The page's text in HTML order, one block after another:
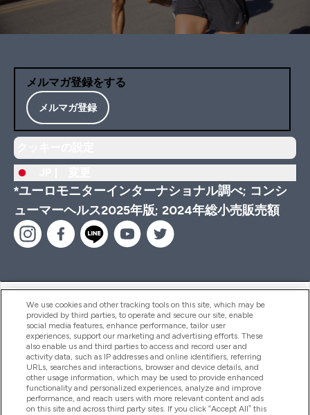
メルマガ登録をする
メルマガ登録
*ユーロモニターインターナショナル調べ; コンシ
ューマーヘルス2025年版; 2024年総小売販売額
ヘルプ＆ガイド
商品について
会社概要
We use cookies and other tracking tools on this site, which may be
provided by third parties, to operate and secure our site, enable
social media features, enhance performance, tailor user
experiences, support our marketing and advertising efforts. These
also enable us and third parties to access and record user and
activity data, such as IP addresses and online identifiers, referring
URLs, searches and interactions, browser and device details, and
other usage information, which may be used to provide enhanced
functionality and personalized experiences, analyze and improve
performance, and reach users with more relevant content and ads
on this site and across third party sites. If you click “Accept All” this